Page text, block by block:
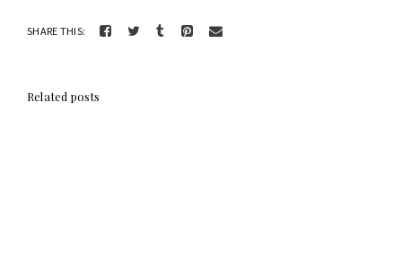
SHARE THIS:
Related posts